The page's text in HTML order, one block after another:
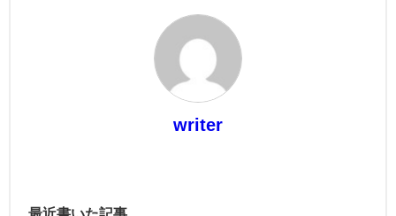
writer
最近書いた記事